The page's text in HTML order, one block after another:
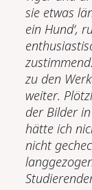
sie etwas
ein Hund‘,
zu den
weiter.
der Bilder
hätte ich
nicht